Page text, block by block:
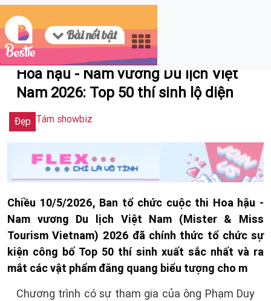
Bài nổi bật
05/11/2026 11:34
Hoa hậu - Nam vương Du lịch Việt
Nam 2026: Top 50 thí sinh lộ diện
Đẹp Tám showbiz
Chiều 10/5/2026, Ban tổ chức cuộc thi Hoa hậu -
Nam vương Du lịch Việt Nam (Mister & Miss
Tourism Vietnam) 2026 đã chính thức tổ chức sự
kiện công bố Top 50 thí sinh xuất sắc nhất và ra
mắt các vật phẩm đăng quang biểu tượng cho m
Chương trình có sự tham gia của ông Phạm Duy